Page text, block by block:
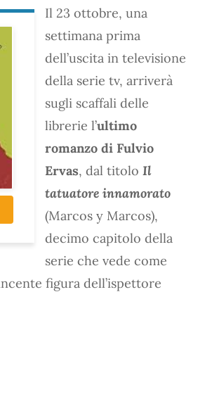
Il 23 ottobre, una
settimana prima
dell’uscita in televisione
della serie tv, arriverà
sugli scaffali delle
librerie l’ultimo
romanzo di Fulvio
Ervas, dal titolo Il
tatuatore innamorato
(Marcos y Marcos),
decimo capitolo della
serie che vede come
figura dell’ispettore